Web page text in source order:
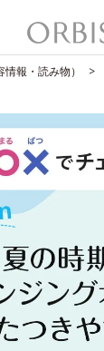
報・読み物）